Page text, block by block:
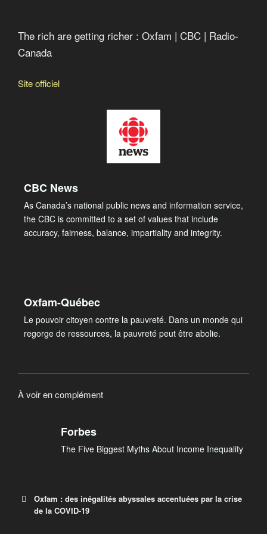
The rich are getting richer : Oxfam | CBC | Radio-
Canada
Site officiel
CBC News
As Canada’s national public news and information service,
the CBC is committed to a set of values that include
accuracy, fairness, balance, impartiality and integrity.
Oxfam-Québec
Le pouvoir citoyen contre la pauvreté. Dans un monde qui
regorge de ressources, la pauvreté peut être abolie.
À voir en complément
Forbes
The Five Biggest Myths About Income Inequality
Oxfam : des inégalités abyssales accentuées par la crise
de la COVID-19